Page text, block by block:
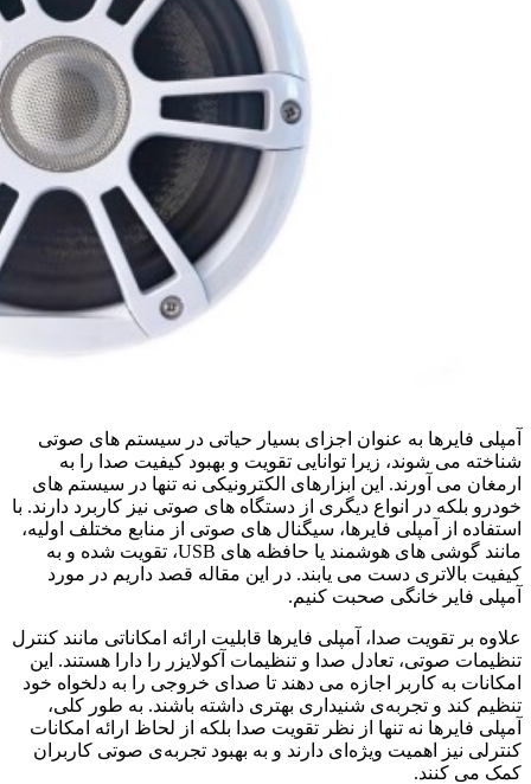
آمپلی فایرها به عنوان اجزای بسیار حیاتی در سیستم‌ های صوتی
شناخته می‌ شوند، زیرا توانایی تقویت و بهبود کیفیت صدا را به
ارمغان می‌ آورند. این ابزارهای الکترونیکی نه تنها در سیستم‌ های
خودرو بلکه در انواع دیگری از دستگاه‌ های صوتی نیز کاربرد دارند. با
استفاده از آمپلی فایرها، سیگنال‌ های صوتی از منابع مختلف اولیه،
مانند گوشی‌ های هوشمند یا حافظه‌ های USB، تقویت شده و به
کیفیت بالاتری دست می‌ یابند. در این مقاله قصد داریم در مورد
آمپلی فایر خانگی صحبت کنیم.
علاوه بر تقویت صدا، آمپلی فایرها قابلیت ارائه امکاناتی مانند کنترل
تنظیمات صوتی، تعادل صدا و تنظیمات آکولایزر را دارا هستند. این
امکانات به کاربر اجازه می‌ دهند تا صدای خروجی را به دلخواه خود
تنظیم کند و تجربه‌ی شنیداری بهتری داشته باشند. به طور کلی،
آمپلی فایرها نه تنها از نظر تقویت صدا بلکه از لحاظ ارائه امکانات
کنترلی نیز اهمیت ویژه‌ای دارند و به بهبود تجربه‌ی صوتی کاربران
کمک می‌ کنند.